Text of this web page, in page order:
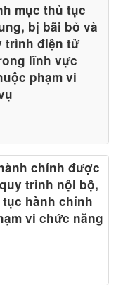
mục thủ tục
bị bãi bỏ và
trình điện tử
lĩnh vực
phạm vi
chính được
trình nội bộ,
hành chính
vi chức năng